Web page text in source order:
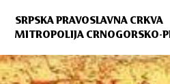
SRPSKA PRAVOSLAVNA CRKVA
MITROPOLIJA CRNOGORSKO-